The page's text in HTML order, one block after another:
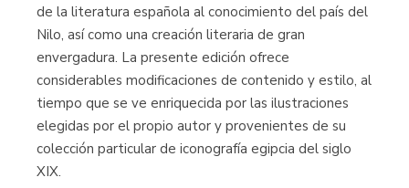
de la literatura española al conocimiento del país del
Nilo, así como una creación literaria de gran
envergadura. La presente edición ofrece
considerables modificaciones de contenido y estilo, al
tiempo que se ve enriquecida por las ilustraciones
elegidas por el propio autor y provenientes de su
colección particular de iconografía egipcia del siglo
XIX.